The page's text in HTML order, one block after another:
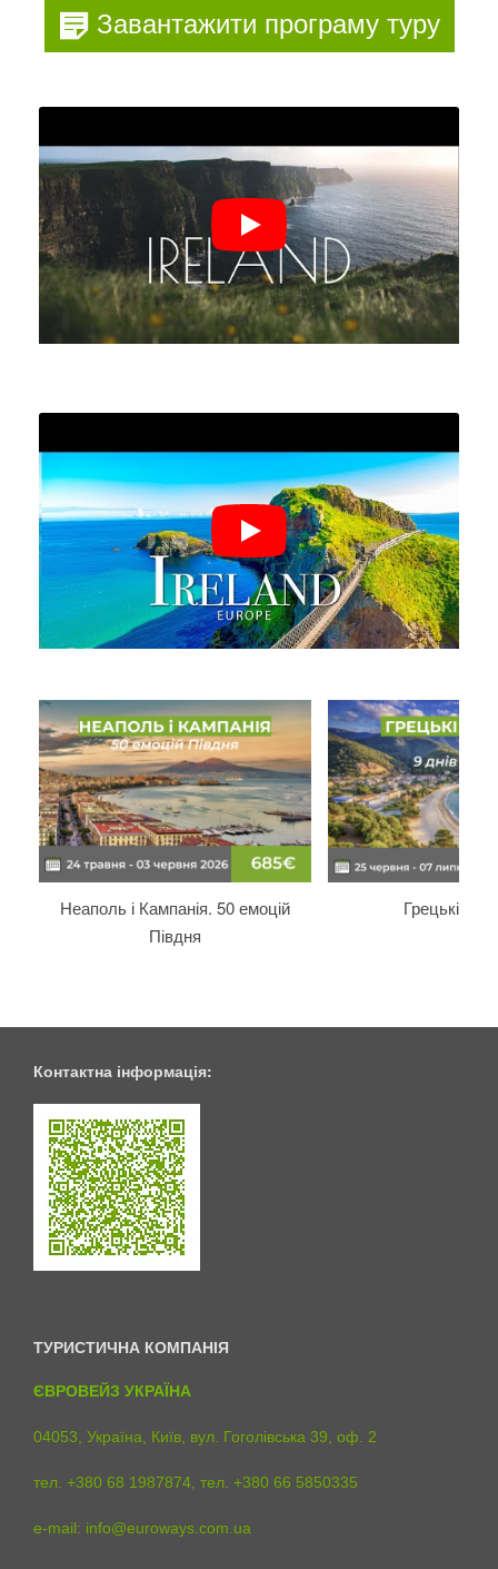
Завантажити програму туру
Неаполь і Кампанія. 50 емоцій
Півдня
Грецькі
Контактна інформація:
ТУРИСТИЧНА КОМПАНІЯ
ЄВРОВЕЙЗ УКРАЇНА
04053, Україна, Київ, вул. Гоголівська 39, оф. 2
тел. +380 68 1987874, тел. +380 66 5850335
e-mail: info@euroways.com.ua